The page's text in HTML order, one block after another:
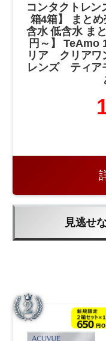
コンタクトレ
箱4箱】 まと
含水 低含水 ま
円～】 TeAmo
リア クリアワ
レンズ ティ
見逃せ